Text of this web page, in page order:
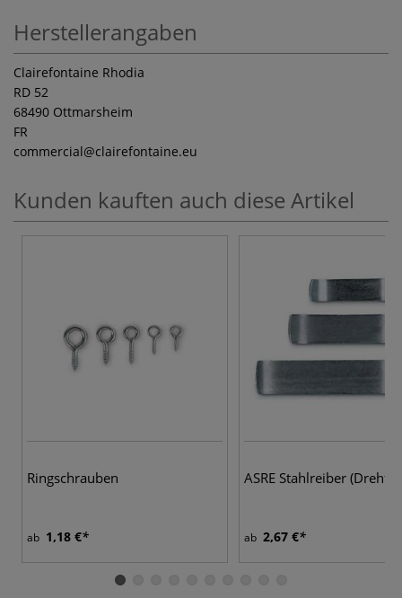
Herstellerangaben
Clairefontaine Rhodia
RD 52
68490 Ottmarsheim
FR
commercial@clairefontaine.eu
Kunden kauften auch diese Artikel
Ringschrauben
ab 1,18 €
ASRE Stahlreiber
ab 2,67 €